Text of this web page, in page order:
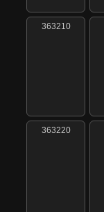
363210
363220